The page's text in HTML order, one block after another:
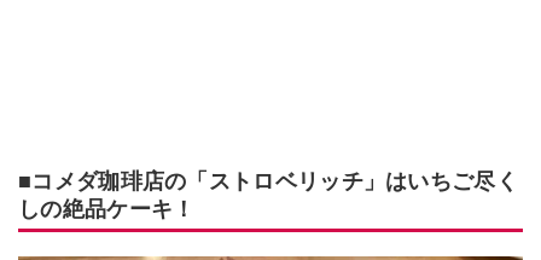
■コメダ珈琲店の「ストロベリッチ」はいちご尽く
しの絶品ケーキ！